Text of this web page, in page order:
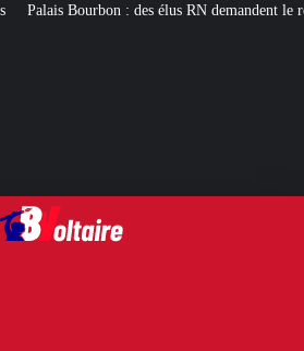
le réexamen du projet de pavillon